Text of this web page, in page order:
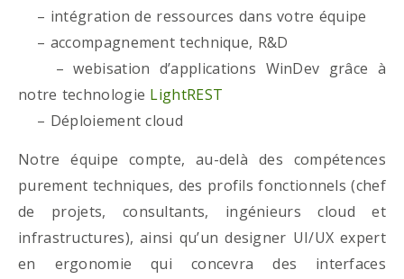
– intégration de ressources dans votre équipe
– accompagnement technique, R&D
– webisation d’applications WinDev grâce à
notre technologie LightREST
– Déploiement cloud
Notre équipe compte, au-delà des compétences
purement techniques, des profils fonctionnels (chef
de projets, consultants, ingénieurs cloud et
infrastructures), ainsi qu’un designer UI/UX expert
en ergonomie qui concevra des interfaces